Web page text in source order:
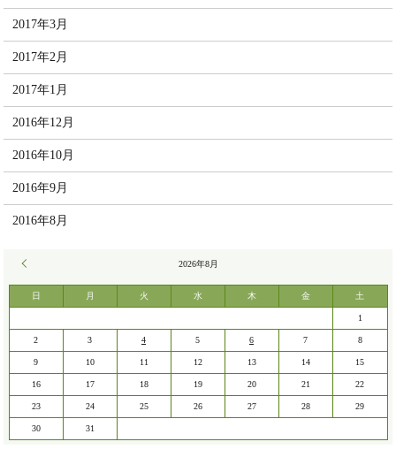
2017年3月
2017年2月
2017年1月
2016年12月
2016年10月
2016年9月
2016年8月
2026年8月
日 月 火 水 木 金 土
1
2 3 4 5 6 7 8
9 10 11 12 13 14 15
16 17 18 19 20 21 22
23 24 25 26 27 28 29
30 31